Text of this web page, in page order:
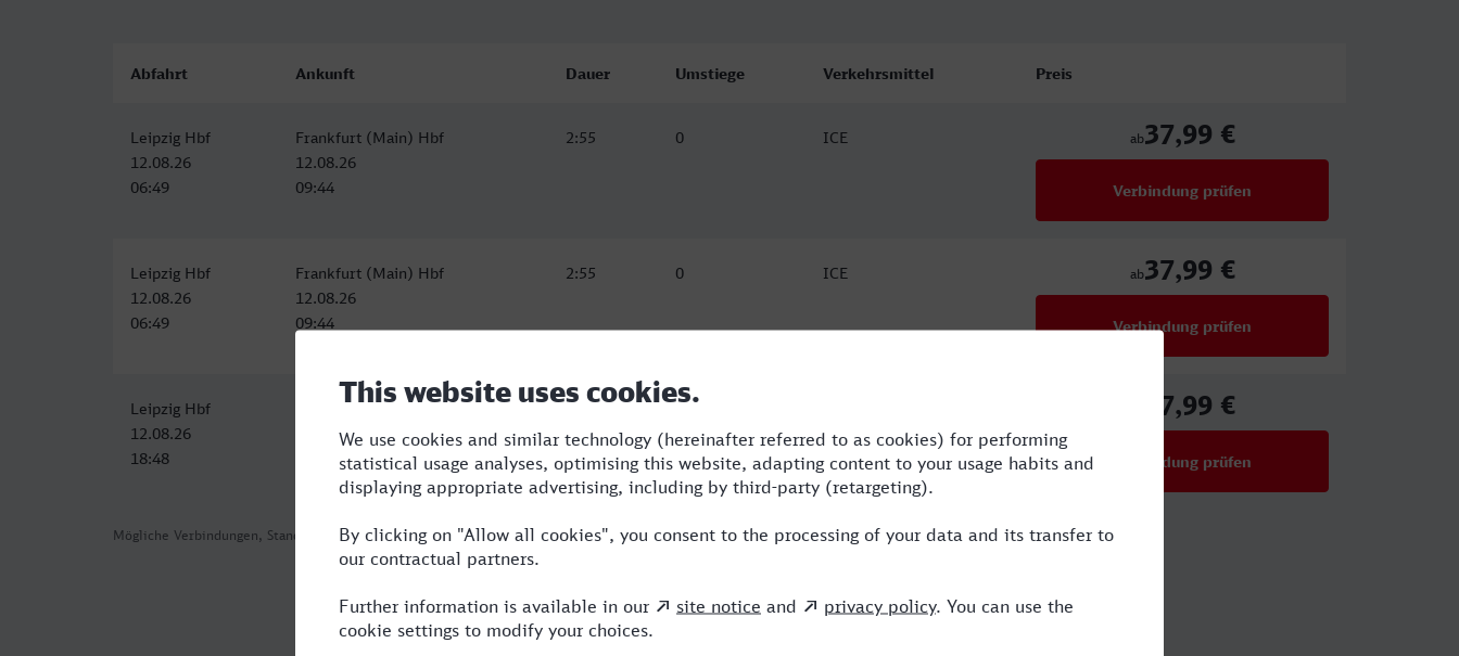
Mögliche Verbindungen, Stand: 2026-08-05 00:21
Abfahrt Ankunft Dauer Umstiege Verkehrsmittel Preis
Leipzig Hbf
12.08.26
06:49
Frankfurt (Main) Hbf
12.08.26
09:44
2:55 0 ICE ab37,99 €
Verbindung prüfen
Leipzig Hbf
12.08.26
06:49
Frankfurt (Main) Hbf
12.08.26
09:44
2:55 0 ICE ab37,99 €
Verbindung prüfen
Leipzig Hbf
12.08.26
18:48
Frankfurt (Main) Hbf
12.08.26
2:56 0 37,99 €
Verbindung prüfen